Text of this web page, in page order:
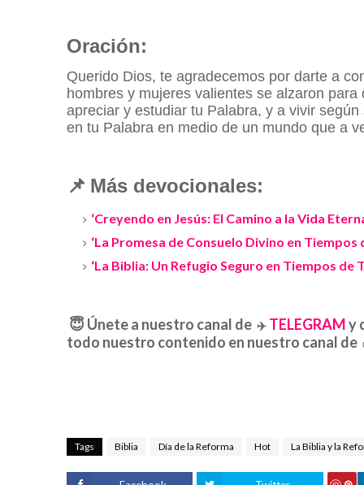
Oración:
Querido Dios, te agradecemos por darte a
hombres y mujeres valientes se alzaron
apreciar y estudiar tu Palabra, y a vivir
en tu Palabra en medio de un mundo que a
📌 Más devocionales:
‘Creyendo en Jesús: El Camino a la Vida
‘La Promesa de Consuelo Divino en Tiempos
‘La Biblia: Un Refugio Seguro en Tiempos de
😇Únete a nuestro canal de ✈️ TELEGRAMy
todo nuestro contenido en nuestro canal de
Tags Biblia Día de la Reforma Hot La Biblia y la